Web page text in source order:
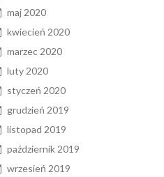
maj 2020
kwiecień 2020
marzec 2020
luty 2020
styczeń 2020
grudzień 2019
listopad 2019
październik 2019
wrzesień 2019